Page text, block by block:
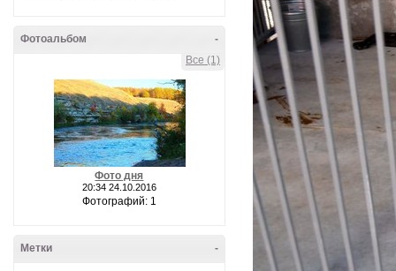
-
Фотоальбом
Все (1)
Фото дня
20:34 24.10.2016
Фотографий: 1
-
Метки